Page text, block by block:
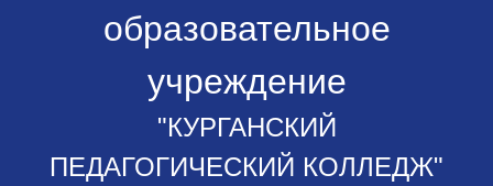
образовательное
учреждение
"КУРГАНСКИЙ
ПЕДАГОГИЧЕСКИЙ КОЛЛЕДЖ"